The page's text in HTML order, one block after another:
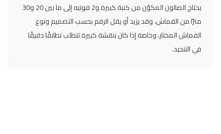
يحتاج الصالون المكوّن من كنبة كبيرة و2 فوتيه إلى ما بين 20 و30
مترًا من القماش، وقد يزيد أو يقل الرقم بحسب التصميم ونوع
القماش المختار، وخاصة إذا كان بنقشة كبيرة تتطلب تطابقًا دقيقًا
في التنجيد.